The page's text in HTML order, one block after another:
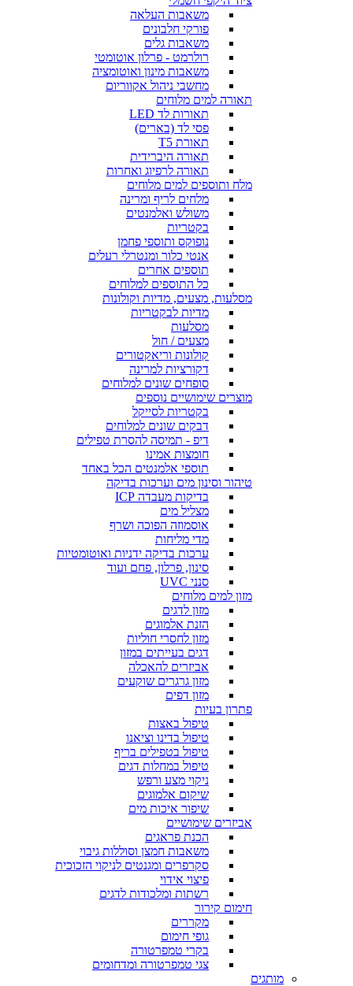
משאבות העלאה
פורקי חלבונים
משאבות גלים
רולרמט - פרלון אוטומטי
משאבות מינון ואוטומציה
מחשבי ניהול אקווריום
תאורה למים מלוחים
תאורות לד LED
פסי לד (בארים)
תאורת T5
תאורה היברידית
תאורה לרפיוג ואחרות
מלח ותוספים למים מלוחים
מלחים לריף ומרינה
משולש ואלמנטים
בקטריות
נופוקס ותוספי פחמן
אנטי כלור ומנטרלי רעלים
תוספים אחרים
כל התוספים למלוחים
מסלעות, מצעים, מדיות וקולונות
מדיות לבקטריות
מסלעות
מצעים / חול
קולונות וריאקטורים
דקורציות למרינה
סופחים שונים למלוחים
מוצרים שימושיים נוספים
בקטריות לסייקל
דבקים שונים למלוחים
דיפ - תמיסה להסרת טפילים
חומצות אמינו
תוספי אלמנטים הכל באחד
טיהור וסינון מים וערכות בדיקה
בדיקות מעבדה ICP
מצליל מים
אוסמוזה הפוכה ושרף
מדי מליחות
ערכות בדיקה ידניות ואוטומטיות
סינון, פרלון, פחם ועוד
סנני UVC
מזון למים מלוחים
מזון לדגים
הזנת אלמוגים
מזון לחסרי חוליות
דגים בעייתים במזון
אביזרים להאכלה
מזון גרגרים שוקעים
מזון דפים
פתרון בעיות
טיפול באצות
טיפול בדינו וציאנו
טיפול בטפילים בריף
טיפול במחלות דגים
ניקוי מצע ורפש
שיקום אלמוגים
שיפור איכות מים
אביזרים שימושיים
הכנת פראגים
משאבות חמצן וסוללות גיבוי
סקרפרים ומגנטים לניקוי הזכוכית
פיצוי אידוי
רשתות ומלכודות לדגים
חימום קירור
מקררים
גופי חימום
בקרי טמפרטורה
צגי טמפרטורה ומדחומים
מותגים